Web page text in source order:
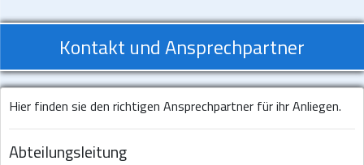
Kontakt und Ansprechpartner
Hier finden sie den richtigen Ansprechpartner für ihr Anliegen.
Abteilungsleitung